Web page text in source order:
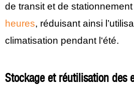
de transit et de stationnement
heures, réduisant ainsi
climatisation pendant l‘été.
Stockage et réutilisation des